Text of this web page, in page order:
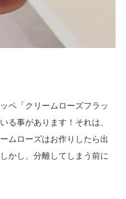
ペ「クリームローズフラッ
る事があります！それは、
ムローズはお作りしたら出
かし、分離してしまう前に